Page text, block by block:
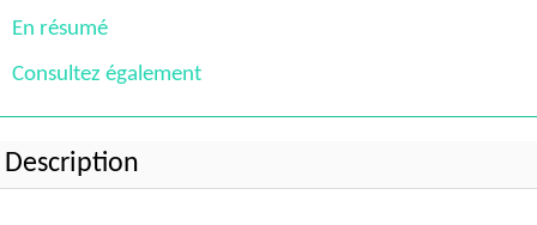
En résumé
Consultez également
Description